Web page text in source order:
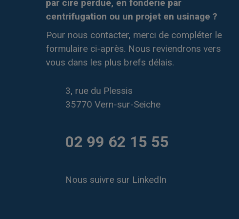
par cire perdue, en fonderie par
centrifugation ou un projet en usinage ?
Pour nous contacter, merci de compléter le
formulaire ci-après. Nous reviendrons vers
vous dans les plus brefs délais.
3, rue du Plessis
35770 Vern-sur-Seiche
02 99 62 15 55
Nous suivre sur LinkedIn